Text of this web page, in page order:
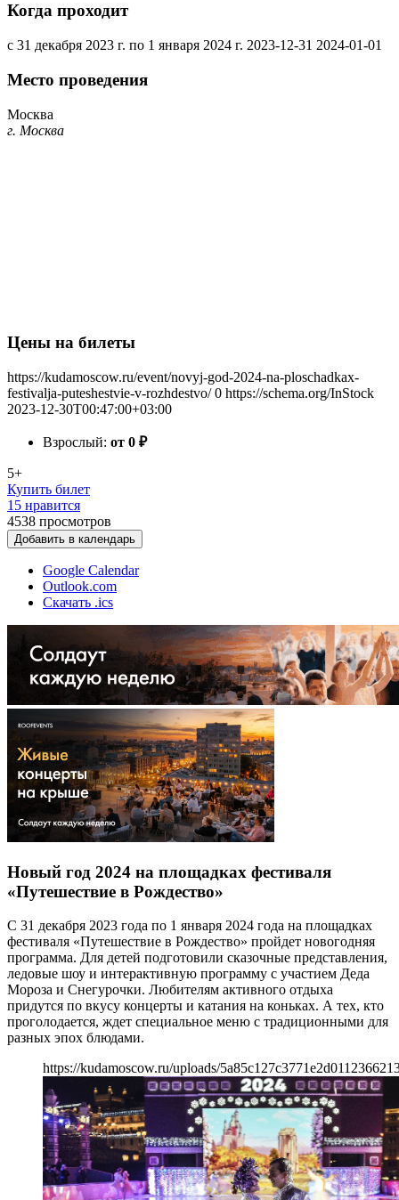
Когда проходит
с 31 декабря 2023 г. по 1 января 2024 г. 2023-12-31 2024-01-01
Место проведения
Москва
г. Москва
Цены на билеты
https://kudamoscow.ru/event/novyj-god-2024-na-ploschadkax-
festivalja-puteshestvie-v-rozhdestvo/ 0 https://schema.org/InStock
2023-12-30T00:47:00+03:00
Взрослый: от 0 ₽
5+
Купить билет
15 нравится
4538 просмотров
Добавить в календарь
Google Calendar
Outlook.com
Скачать .ics
Новый год 2024 на площадках фестиваля
«Путешествие в Рождество»
С 31 декабря 2023 года по 1 января 2024 года на площадках
фестиваля «Путешествие в Рождество» пройдет новогодняя
программа. Для детей подготовили сказочные представления,
ледовые шоу и интерактивную программу с участием Деда
Мороза и Снегурочки. Любителям активного отдыха
придутся по вкусу концерты и катания на коньках. А тех, кто
проголодается, ждет специальное меню с традиционными для
разных эпох блюдами.
https://kudamoscow.ru/uploads/